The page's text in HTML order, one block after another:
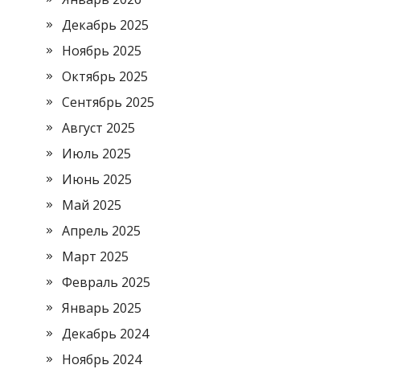
Декабрь 2025
Ноябрь 2025
Октябрь 2025
Сентябрь 2025
Август 2025
Июль 2025
Июнь 2025
Май 2025
Апрель 2025
Март 2025
Февраль 2025
Январь 2025
Декабрь 2024
Ноябрь 2024